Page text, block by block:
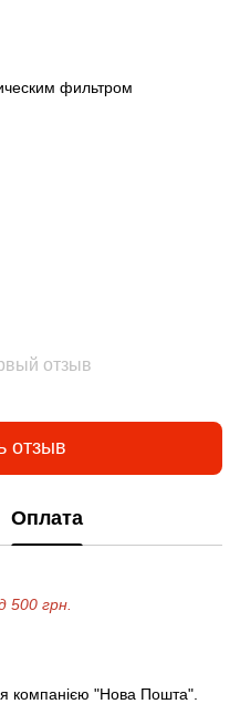
фильтром
отзыв
отзыв
Оплата
500 грн.
компанією "Нова Пошта".